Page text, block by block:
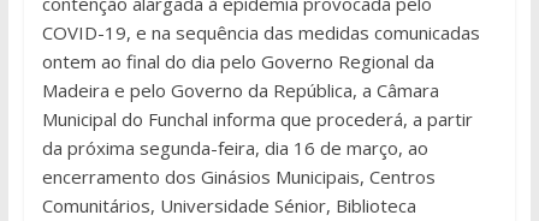
COVID-19, e na sequência das medidas comunicadas
ontem ao final do dia pelo Governo Regional da
Madeira e pelo Governo da República, a Câmara
Municipal do Funchal informa que procederá, a partir
da próxima segunda-feira, dia 16 de março, ao
encerramento dos Ginásios Municipais, Centros
Comunitários, Universidade Sénior, Biblioteca